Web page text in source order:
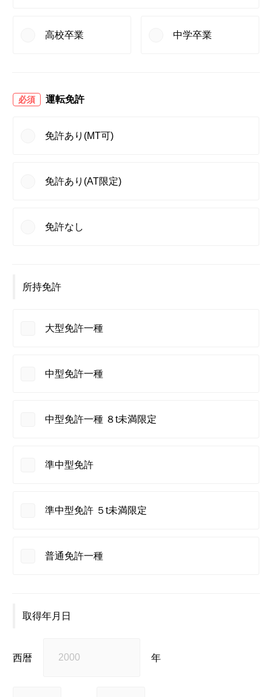
高校卒業 中学卒業
必須 運転免許
免許あり(MT可)
免許あり(AT限定)
免許なし
所持免許
大型免許一種
中型免許一種
中型免許一種 ８t未満限定
準中型免許
準中型免許 ５t未満限定
普通免許一種
取得年月日
西暦 年